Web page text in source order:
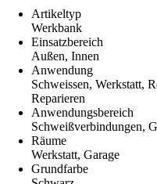
Artikeltyp
Werkbank
Einsatzbereich
Außen, Innen
Anwendung
Schweissen, Werkstatt,
Reparieren
Anwendungsbereich
Schweißverbindungen,
Räume
Werkstatt, Garage
Grundfarbe